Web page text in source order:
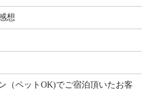
想
（ペットOK)でご宿泊頂いたお客